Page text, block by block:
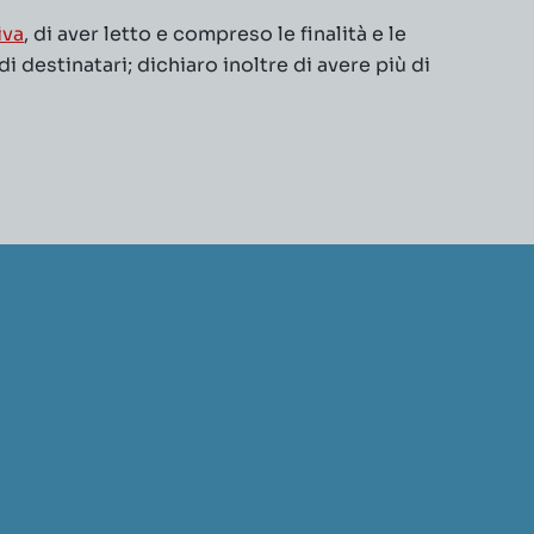
, di aver letto e compreso le finalità e le
destinatari; dichiaro inoltre di avere più di